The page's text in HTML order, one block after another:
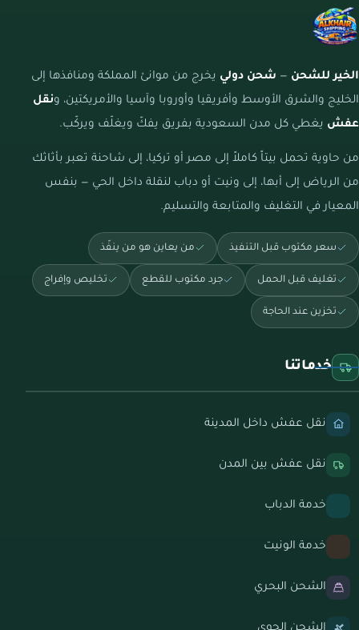
الخير للشحن — شحن دولي يخرج من موانئ المملكة ومنافذها إلى
الخليج والشرق الأوسط وأفريقيا وأوروبا وآسيا والأمريكتين، ونقل
عفش يغطي كل مدن السعودية بفريق يفكّ ويغلّف ويركّب.
من حاوية تحمل بيتاً كاملاً إلى مصر أو تركيا، إلى شاحنة تعبر بأثاثك
من الرياض إلى أبها، إلى ونيت أو دباب لنقلة داخل الحي — بنفس
المعيار في التغليف والمتابعة والتسليم.
سعر مكتوب قبل التنفيذ من يعاين هو من ينفّذ
تغليف قبل الحمل جرد مكتوب للقطع تخليص وإفراج
تخزين عند الحاجة
خدماتنا
نقل عفش داخل المدينة
نقل عفش بين المدن
خدمة الدباب
خدمة الونيت
الشحن البحري